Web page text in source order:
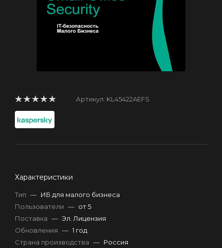
Артикул: KL45422AEFS
Характеристики
Тип — ИБ для малого бизнеса
Пользователи — от 5
Поставка — Эл. Лицензия
Обновления — 1 год
Страна производства — Россия